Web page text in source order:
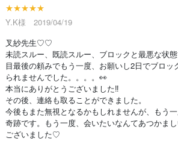
★★★★★
Y.K様 2019/04/19
叉紗先生♡♡
未読スルー、既読スルー、ブロックと最悪な状
目最後の頼みでもう一度、お願いし2日でブロッ
られませんでした。。。。👀
本当にありがとうございました‼
その後、連絡も取ることができました。
今後もまた無視となるかもしれませんが、もう
奇跡です。もう一度、会いたいなんてあつかま
ございました♡